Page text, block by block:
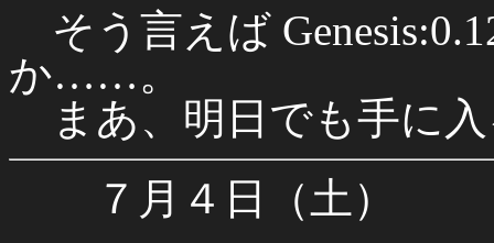
そう言えば
か……。
まあ、明日でも手に
７月４日（土）